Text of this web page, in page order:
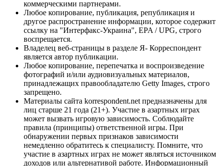
коммерческими партнерами.
Любое копирование, публикация, републикация и
другое распространение информации, которое содержит
ссылку на "Интерфакс-Украина", EPA / UPG, строго
воспрещается.
Владелец веб-страницы в разделе Я- Корреспондент
является автор публикации.
Любое копирование, перепечатка и воспроизведение
фотографий и/или аудиовизуальных материалов,
принадлежащих правообладателю Getty Images, строго
запрещено.
Материалы сайта korrespondent.net предназначены для
лиц старше 21 года (21+). Участие в азартных играх
может вызвать игровую зависимость. Соблюдайте
правила (принципы) ответственной игры. При
обнаружении первых признаков зависимости
немедленно обратитесь к специалисту. Помните, что
участие в азартных играх не может являться источником
доходов или альтернативой работе. Информационный